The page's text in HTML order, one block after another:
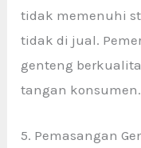
tidak memenuhi
tidak di jual.
genteng
tangan konsumen.
5. Pemasangan